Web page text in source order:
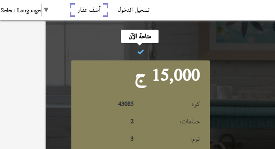
تسجيل الدخول أضف عقار Select Language ▼
متاحة الآن
15,000 ج
كود
43085
حمامات:
2
نوم:
3